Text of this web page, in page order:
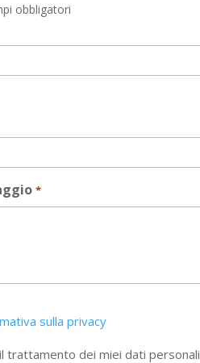
obbligatori
*
sulla privacy
trattamento dei miei dati personali